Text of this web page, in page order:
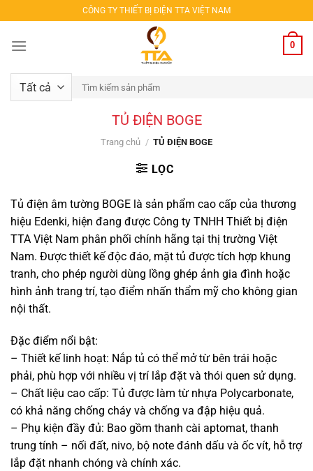
qua
nội
CÔNG TY THIẾT BỊ ĐIỆN TTA VIỆT NAM
0
Tìm
kiếm:
TỦ ĐIỆN BOGE
Trang chủ / TỦ ĐIỆN BOGE
LỌC
Tủ điện âm tường BOGE là sản phẩm cao cấp của thương
hiệu Edenki, hiện đang được Công ty TNHH Thiết bị điện
TTA Việt Nam phân phối chính hãng tại thị trường Việt
Nam. Được thiết kế độc đáo, mặt tủ được tích hợp khung
tranh, cho phép người dùng lồng ghép ảnh gia đình hoặc
hình ảnh trang trí, tạo điểm nhấn thẩm mỹ cho không gian
nội thất.
Đặc điểm nổi bật:
– Thiết kế linh hoạt: Nắp tủ có thể mở từ bên trái hoặc
phải, phù hợp với nhiều vị trí lắp đặt và thói quen sử dụng.​
– Chất liệu cao cấp: Tủ được làm từ nhựa Polycarbonate,
có khả năng chống cháy và chống va đập hiệu quả. ​
– Phụ kiện đầy đủ: Bao gồm thanh cài aptomat, thanh
trung tính – nối đất, nivo, bộ note đánh dấu và ốc vít, hỗ trợ
lắp đặt nhanh chóng và chính xác.​